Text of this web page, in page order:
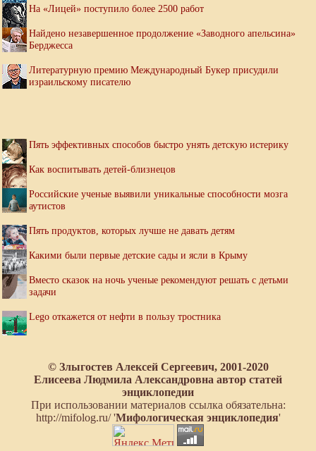
На «Лицей» поступило более 2500 работ
Найдено незавершенное продолжение «Заводного апельсина»
Берджесса
Литературную премию Международный Букер присудили
израильскому писателю
Пять эффективных способов быстро унять детскую истерику
Как воспитывать детей-близнецов
Российские ученые выявили уникальные способности мозга
аутистов
Пять продуктов, которых лучше не давать детям
Какими были первые детские сады и ясли в Крыму
Вместо сказок на ночь ученые рекомендуют решать с детьми
задачи
Lego откажется от нефти в пользу тростника
© Злыгостев Алексей Сергеевич, 2001-2020
Елисеева Людмила Александровна автор статей
энциклопедии
При использовании материалов ссылка обязательна:
http://mifolog.ru/ 'Мифологическая энциклопедия'